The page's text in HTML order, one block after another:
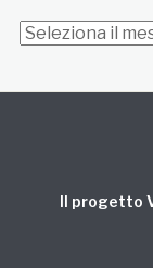
Archivi
Il progetto